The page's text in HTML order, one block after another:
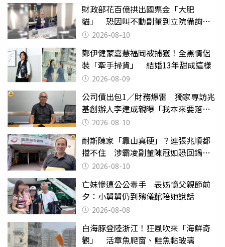
財政部花百億拱出國票金「大肥
貓」 恐因叫不動副董到立院備詢惹
議 2026-08-10
鄭伊健蒙嘉慧福岡被捕獲！全黑情侶
裝「牽手掃貨」 結婚13年甜成這樣
2026-08-09
公司債出包1／財務爆雷 獨家專訪兆
基創辦人李建成親曝「我本來要落
跑」2026-08-10
耐斯陳家「靠山真硬」？連張兆順都
擋不住 涉霸凌副董陳冠如恐回鍋國
票證2026-08-10
亡妹慘遭公公毒手 表姊憶父親節前
夕：小舅舅仍到殯儀館陪她說話
2026-08-08
白海豚登陸浙江！狂風吹來「海鮮奇
觀」 活章魚爬窗、鮭魚黏玻璃